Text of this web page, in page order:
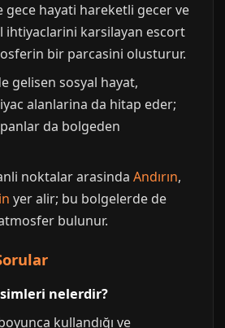
gece hayati hareketli gecer ve
ihtiyaclarini karsilayan escort
bir parcasini olusturur.
gelisen sosyal hayat,
alanlarina da hitap eder;
da bolgeden
noktalar arasinda Andırın,
yer alir; bu bolgelerde de
bulunur.
nelerdir?
kullandığı ve